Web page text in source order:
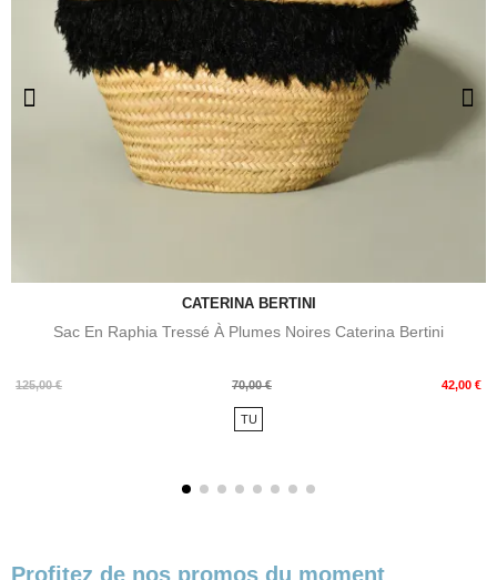
CATERINA BERTINI
Sac En Raphia Tressé À Plumes Noires Caterina Bertini
125,00 €
Prix
70,00 € 42,00 €
Prix
TU
Profitez de nos promos du moment